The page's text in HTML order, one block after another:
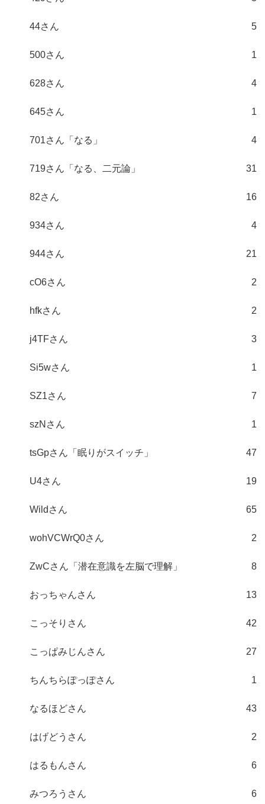
44さん 5
500さん 1
628さん 4
645さん 1
701さん「なる」 4
719さん「なる、二元論」 31
82さん 16
934さん 4
944さん 21
cO6さん 2
hfkさん 2
j4TFさん 3
Si5wさん 1
SZ1さん 7
szNさん 1
tsGpさん「眠りがスイッチ」 47
U4さん 19
Wildさん 65
wohVCWrQ0さん 2
ZwCさん「潜在意識を左脳で理解」 8
おっちゃんさん 13
こっそりさん 42
こっぱみじんさん 27
ちんちらぽっぽさん 1
なるほどさん 43
はげどうさん 2
はるもんさん 6
みつろうさん 6